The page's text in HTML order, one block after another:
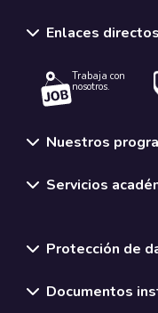
Enlaces directos
Trabaja con
nosotros.
Nuestros
Servicios
Protección de
Documentos